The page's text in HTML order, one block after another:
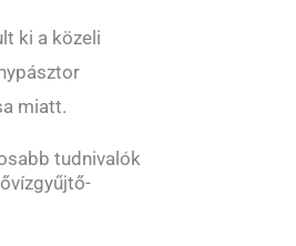
ki a közeli
miatt.
tudnivalók